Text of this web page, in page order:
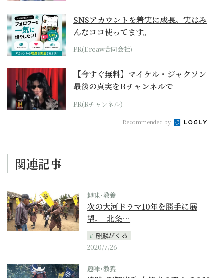
SNSアカウントを着実に成長。実はみ
んなココ使ってます。
PR(Dreaw合同会社)
【今すぐ無料】マイケル・ジャクソン
最後の真実をRチャンネルで
PR(Rチャンネル)
Recommended by
関連記事
趣味･教養
次の大河ドラマ10年を勝手に展
望。｢北条…
麒麟がくる
2020/7/26
趣味･教養